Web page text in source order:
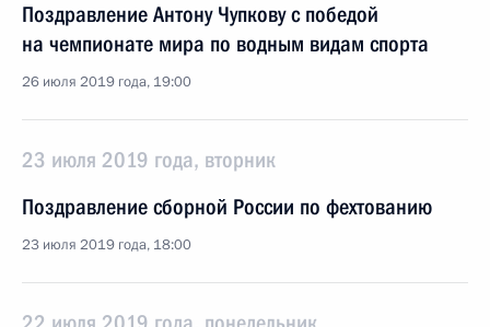
Поздравление Антону Чупкову с победой
на чемпионате мира по водным видам спорта
26 июля 2019 года, 19:00
23 июля 2019 года, вторник
Поздравление сборной России по фехтованию
23 июля 2019 года, 18:00